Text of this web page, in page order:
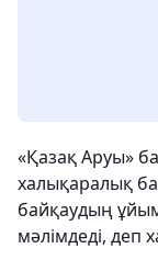
«Қазақ Аруы»
халықаралық
байқаудың
мәлімдеді, деп